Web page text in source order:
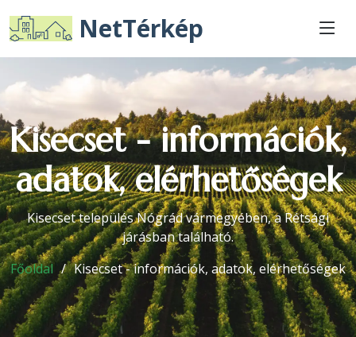
NetTérkép
Kisecset - információk,
adatok, elérhetőségek
Kisecset település Nógrád vármegyében, a Rétsági
járásban található.
Főoldal
Kisecset - információk, adatok, elérhetőségek